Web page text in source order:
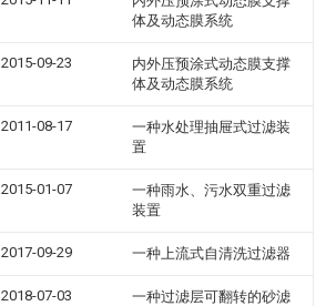
体及动态膜系统
2015-09-23
内外压预涂式动态膜支撑
体及动态膜系统
2011-08-17
一种水处理抽屉式过滤装
置
2015-01-07
一种雨水、污水双重过滤
装置
2017-09-29 一种上流式自清洗过滤器
2018-07-03
一种过滤层可翻转的砂滤